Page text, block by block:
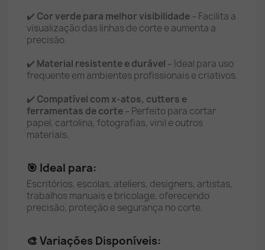
✔️ Cor verde para melhor visibilidade– Facilita a
visualização das linhas de corte e aumenta a
precisão.
✔️ Material resistente e durável – Ideal para uso
frequente em ambientes profissionais e criativos.
✔️ Compatível com x-atos, cutters e
ferramentas de corte– Perfeito para cortar
papel, cartolina, fotografias, vinil e outros
materiais.
🎯 Ideal para:
Escritórios, escolas, ateliers, designers, artistas,
trabalhos manuais e bricolage, oferecendo
precisão, proteção e segurança no corte.
🎨 Variações Disponíveis: